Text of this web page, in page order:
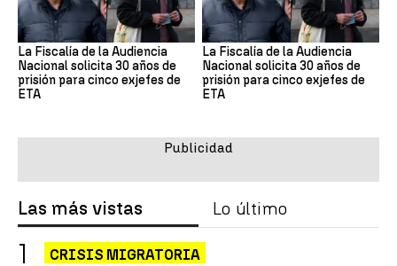
La Fiscalía de la Audiencia
Nacional solicita 30 años de
prisión para cinco exjefes de
ETA
La Fiscalía de la Audiencia
Nacional solicita 30 años de
prisión para cinco exjefes de
ETA
Las más vistas Lo último
CRISIS MIGRATORIA